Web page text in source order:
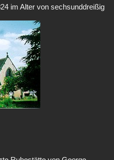
im Alter von sechsunddreißig